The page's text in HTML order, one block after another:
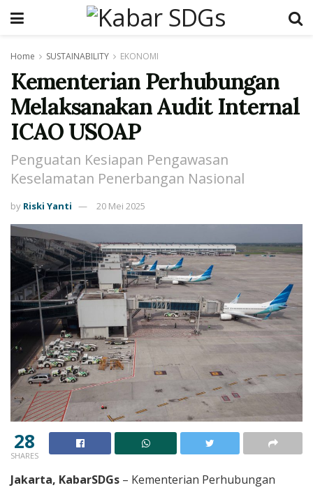
Home SUSTAINABILITY EKONOMI
Kementerian Perhubungan
Melaksanakan Audit Internal
ICAO USOAP
Penguatan Kesiapan Pengawasan
Keselamatan Penerbangan Nasional
by Riski Yanti 20 Mei 2025
28
SHARES
Jakarta, KabarSDGs – Kementerian Perhubungan